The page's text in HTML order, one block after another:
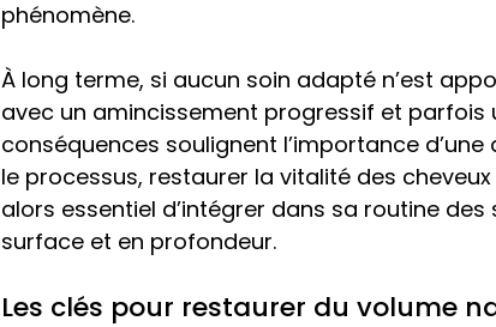
phénomène.
À long terme, si aucun soin adapté n’est
avec un amincissement progressif et parfois
conséquences soulignent l’importance
le processus, restaurer la vitalité des
alors essentiel d’intégrer dans sa routine
surface et en profondeur.
Les clés pour restaurer du volume